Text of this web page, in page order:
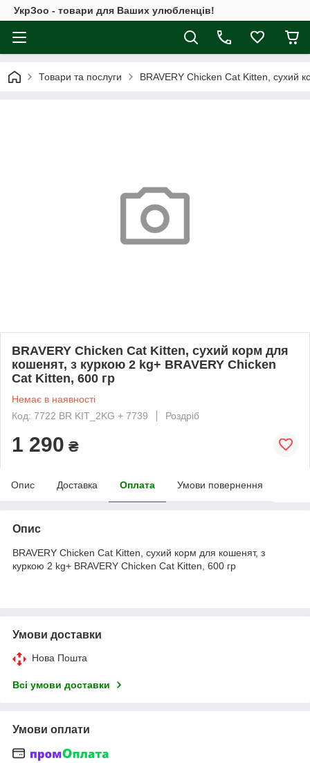
УкрЗоо - товари для Ваших улюбленців!
Товари та послуги BRAVERY Chicken Cat Kitten, сухий
BRAVERY Chicken Cat Kitten, сухий корм для
кошенят, з куркою 2 kg+ BRAVERY Chicken
Cat Kitten, 600 гр
Немає в наявності
Код: 7722 BR KIT_2KG + 7739
Роздріб
1 290 ₴
Опис Доставка Оплата Умови повернення
Опис
BRAVERY Chicken Cat Kitten, сухий корм для кошенят, з
куркою 2 kg+ BRAVERY Chicken Cat Kitten, 600 гр
Умови доставки
Нова Пошта
Всі умови доставки
Умови оплати